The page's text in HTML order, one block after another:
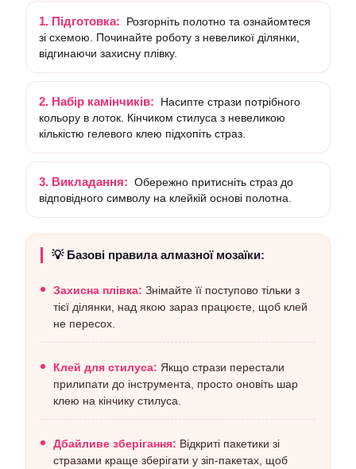
1. Підготовка:
Розгорніть полотно та ознайомтеся
зі схемою. Починайте роботу з невеликої ділянки,
відгинаючи захисну плівку.
2. Набір камінчиків:
Насипте стрази потрібного
кольору в лоток. Кінчиком стилуса з невеликою
кількістю гелевого клею підхопіть страз.
3. Викладання: Обережно притисніть страз до
відповідного символу на клейкій основі полотна.
💡 Базові правила алмазної мозаїки:
Захисна плівка: Знімайте її поступово тільки з
тієї ділянки, над якою зараз працюєте, щоб клей
не пересох.
Клей для стилуса: Якщо стрази перестали
прилипати до інструмента, просто оновіть шар
клею на кінчику стилуса.
Дбайливе зберігання: Відкриті пакетики зі
стразами краще зберігати у зіп-пакетах, щоб